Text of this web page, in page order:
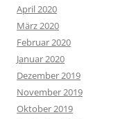
April 2020
März 2020
Februar 2020
Januar 2020
Dezember 2019
November 2019
Oktober 2019